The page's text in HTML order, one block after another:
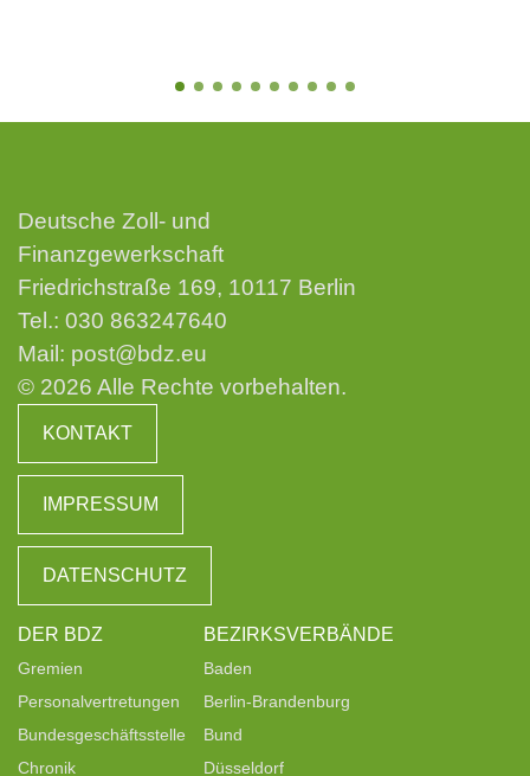
Deutsche Zoll- und
Finanzgewerkschaft
Friedrichstraße 169, 10117 Berlin
Tel.: 030 863247640
Mail: post@bdz.eu
© 2026 Alle Rechte vorbehalten.
KONTAKT
IMPRESSUM
DATENSCHUTZ
DER BDZ
Gremien
Personalvertretungen
Bundesgeschäftsstelle
Chronik
BEZIRKSVERBÄNDE
Baden
Berlin-Brandenburg
Bund
Düsseldorf